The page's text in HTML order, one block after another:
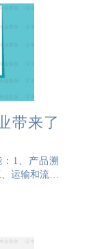
带来了
1、产品溯
运输和流通
性。2、防
或输入相关